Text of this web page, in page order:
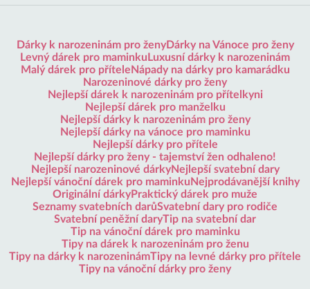
Dárky k narozeninám pro ženyDárky na Vánoce pro ženy
Levný dárek pro maminku Luxusní dárky k narozeninám
Malý dárek pro přítele Nápady na dárky pro kamarádku
Narozeninové dárky pro ženy
Nejlepší dárek k narozeninám pro přítelkyni
Nejlepší dárek pro manželku
Nejlepší dárky k narozeninám pro ženy
Nejlepší dárky na vánoce pro maminku
Nejlepší dárky pro přítele
Nejlepší dárky pro ženy - tajemství žen odhaleno!
Nejlepší narozeninové dárkyNejlepší svatební dary
Nejlepší vánoční dárek pro maminku Nejprodávanější knihy
Originální dárkyPraktický dárek pro muže
Seznamy svatebních darůSvatební dary pro rodiče
Svatební peněžní daryTip na svatební dar
Tip na vánoční dárek pro maminku
Tipy na dárek k narozeninám pro ženu
Tipy na dárky k narozeninámTipy na levné dárky pro přítele
Tipy na vánoční dárky pro ženy